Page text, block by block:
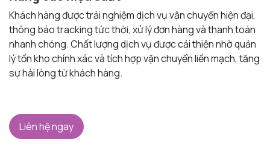
Khách hàng được trải nghiệm dịch vụ vận chuyển hiện đại,
thông báo tracking tức thời, xử lý đơn hàng và thanh toán
nhanh chóng. Chất lượng dịch vụ được cải thiện nhờ quản
lý tồn kho chính xác và tích hợp vận chuyển liền mạch, tăng
sự hài lòng từ khách hàng.
Liên hệ ngay